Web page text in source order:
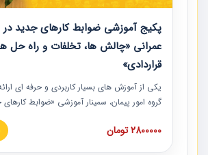
پکیج آموزشی ضوابط کارهای جدید در
عمرانی «چالش ها، تخلفات و راه حل
قراردادی»
یکی از آموزش‏‏‏‏‏‏ های بسیار کاربردی و حرفه‏ ای
گروه امور پیمان، سمینار آموزشی «ضوابط
های عمرانی» چالش ها، تخلفات و راه حل ها با
است که در محل سندیکای شرکت های ساختمانی
2800000 تومان